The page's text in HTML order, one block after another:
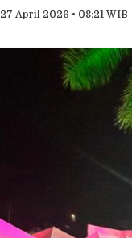
27 April 2026 • 08:21 WIB